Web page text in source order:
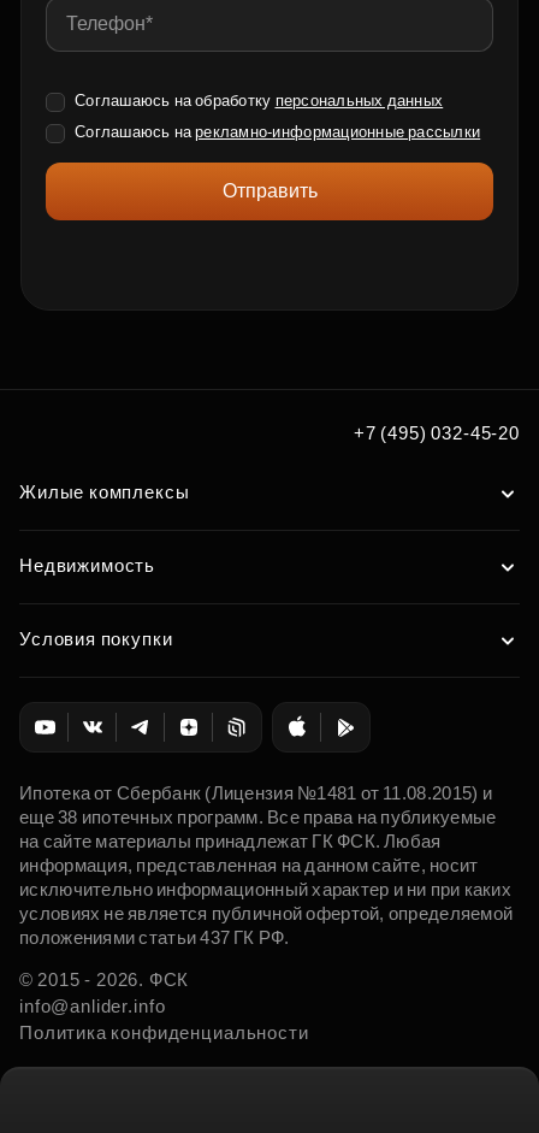
Соглашаюсь на обработку персональных данных
Соглашаюсь нарекламно-информационные рассылки
Отправить
+7 (495) 032-45-20
Жилые комплексы
Недвижимость
Условия покупки
Ипотека от Сбербанк (Лицензия №1481 от 11.08.2015) и
еще 38 ипотечных программ. Все права на публикуемые
на сайте материалы принадлежат ГК ФСК. Любая
информация, представленная на данном сайте, носит
исключительно информационный характер и ни при каких
условиях не является публичной офертой, определяемой
положениями статьи 437 ГК РФ.
© 2015 - 2026. ФСК
info@anlider.info
Политика конфиденциальности